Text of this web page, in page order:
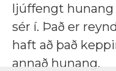
ljúffengt
sér í. Það er
haft að það
annað hunang.